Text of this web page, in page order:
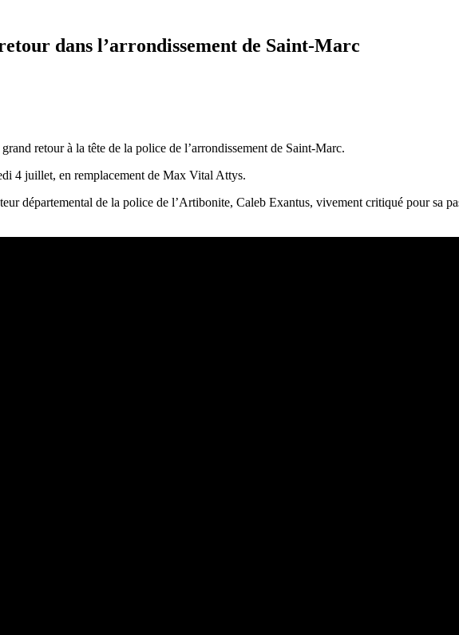
dans l’arrondissement de Saint-Marc
retour à la tête de la police de l’arrondissement de Saint-Marc.
4 juillet, en remplacement de Max Vital Attys.
départemental de la police de l’Artibonite, Caleb Exantus, vivement critiqué pour sa